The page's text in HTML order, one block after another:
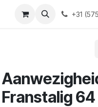
+31
Franstalig